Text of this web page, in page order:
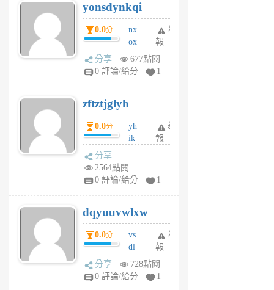
6
個
月
前
yonsdynkqi
0.0分
nx
ox
rh
pe
月
前
舉
報
分享
677點閱
0 評論/給分
1
zftztjglyh
0.0分
yh
ik
tu
6
個
月
前
舉
報
分享
2564點閱
0 評論/給分
1
dqyuuvwlxw
0.0分
vs
dl
sq
fy
舉
報
分享
728點閱
0 評論/給分
1